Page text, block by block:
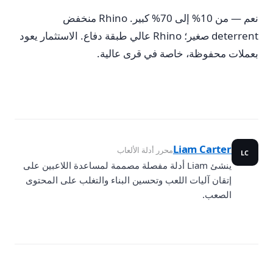
نعم — من 10% إلى 70% كبير. Rhino منخفض
deterrent صغير؛ Rhino عالي طبقة دفاع. الاستثمار يعود
بعملات محفوظة، خاصة في قرى عالية.
LC
Liam Carterمحرر أدلة الألعاب
ينشئ Liam أدلة مفصلة مصممة لمساعدة اللاعبين على
إتقان آليات اللعب وتحسين البناء والتغلب على المحتوى
الصعب.